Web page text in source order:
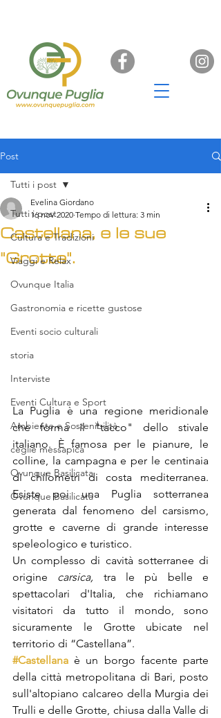
Post
Tutti i post
Cultura e Tradizioni
Viaggi e Relax
Ovunque Italia
Gastronomia e ricette gustose
Eventi socio culturali
storia
Interviste
Eventi Cultura e Sport
Ambiente e Sostenibilità
ceglie messapica
Ovunque Basilicata
Ovunque Basilicata
Tutti i post
Castellana, e le sue
"Grotte".
Evelina Giordano
16 nov 2020 Tempo di lettura: 3 min
La Puglia è una regione meridionale
che forma il "tacco" dello stivale
italiano. È famosa per le pianure, le
colline, la campagna e per le centinaia
di chilometri di costa mediterranea.
Esiste poi una Puglia sotterranea
generata dal fenomeno del carsismo,
grotte e caverne di grande interesse
speleologico e turistico.
Un complesso di cavità sotterranee di
origine carsica, tra le pù belle e
spettacolari d'Italia, che richiamano
visitatori da tutto il mondo, sono
sicuramente le Grotte ubicate nel
territorio di “Castellana”.
#Castellana è un borgo facente parte
della città metropolitana di Bari, posto
sull'altopiano calcareo della Murgia dei
Trulli e delle Grotte, chiusa dalla Valle di